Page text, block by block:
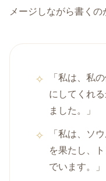
メージしながら書くの
「私は、私
にしてくれ
ました。」
「私は、ソ
を果たし、
でいます。」